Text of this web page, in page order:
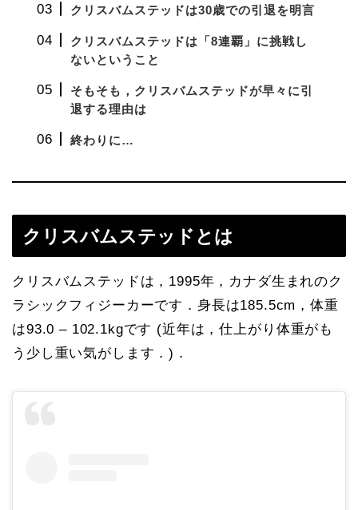
クリスバムステッドは30歳での引退を明言
クリスバムステッドは「8連覇」に挑戦し
ないということ
そもそも，クリスバムステッドが早々に引
退する理由は
終わりに…
クリスバムステッドとは
クリスバムステッドは，1995年，カナダ生まれのク
ラシックフィジーカーです．身長は185.5cm，体重
は93.0 – 102.1kgです (近年は，仕上がり体重がも
う少し重い気がします．)．